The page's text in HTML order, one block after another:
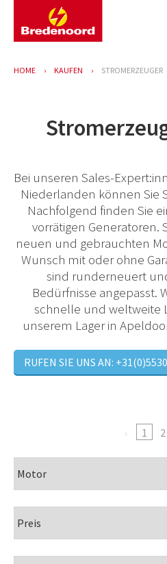
HOME KAUFEN STROMERZEUGER
Bei unseren Sales-
Niederlanden können Sie
Nachfolgend finden Sie
vorrätigen Generatoren.
neuen und gebrauchten
Wunsch mit oder ohne
sind runderneuert
Bedürfnisse angepasst.
schnelle und weltweite
unserem Lager in
RUFEN SIE UNS AN:
1 2